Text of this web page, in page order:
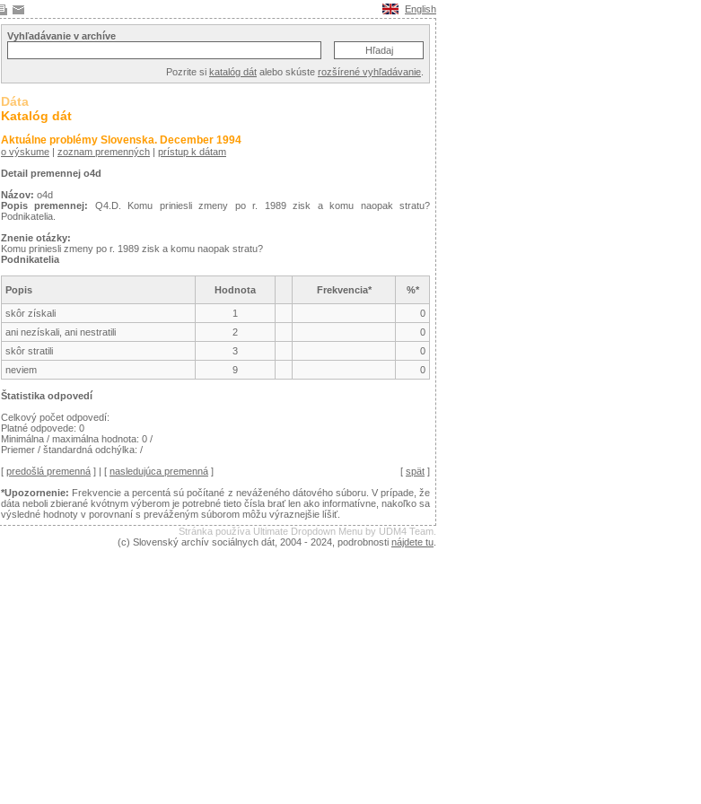
English
Vyhľadávanie v archíve
Pozrite si katalóg dát alebo skúste rozšírené vyhľadávanie
Dáta
Katalóg dát
Aktuálne problémy Slovenska. December 1994
o výskume | zoznam premenných | prístup k dátam
Detail premennej o4d
Názov: o4d
Popis premennej:
Q4.D. Komu priniesli zmeny po r. 1989 zisk a komu naopak stratu?
Podnikatelia.
Znenie otázky:
Komu priniesli zmeny po r. 1989 zisk a komu naopak stratu?
Podnikatelia
Popis Hodnota Frekvencia* %*
skôr získali 1
0
ani nezískali, ani nestratili
2
0
skôr stratili
3
0
neviem
9 0
Štatistika odpovedí
Celkový počet odpovedí:
Platné odpovede: 0
Minimálna / maximálna hodnota: 0 /
Priemer / štandardná odchýlka: /
[ predošlá premenná ] | [ nasledujúca premenná ] [ spät ]
*Upozornenie: Frekvencie a percentá sú počítané z neváženého dátového súboru. V prípade, že
dáta neboli zbierané kvótnym výberom je potrebné tieto čísla brať len ako informatívne, nakoľko sa
výsledné hodnoty v porovnaní s preváženým súborom môžu výraznejšie líšiť.
Stránka používa Ultimate Dropdown Menu by UDM4 Team.
(c) Slovenský archív sociálnych dát, 2004 - 2024, podrobnosti nájdete tu